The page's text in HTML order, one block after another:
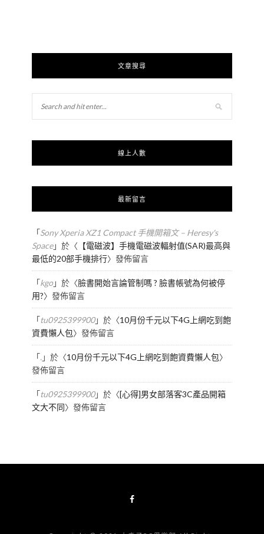
文章搜尋
線上人數
最新留言
「Sony Xperia XZ1 Compact 手機開箱文 – Heresy's
Space」於〈 【電磁波】手機電磁波輻射值(SAR)最高與
最低的20部手機排行〉發佈留言
「kgo」於〈臉書開始言論管制嗎 ? 臉書帳號為何被停
用?〉發佈留言
「tu0925399900」於〈10月份千元以下4G上網吃到飽
資費懶人包〉發佈留言
「.」於〈10月份千元以下4G上網吃到飽資費懶人包〉
發佈留言
「tu0925399900」於〈[心得]男女部落客3C產品開箱
文大不同〉發佈留言